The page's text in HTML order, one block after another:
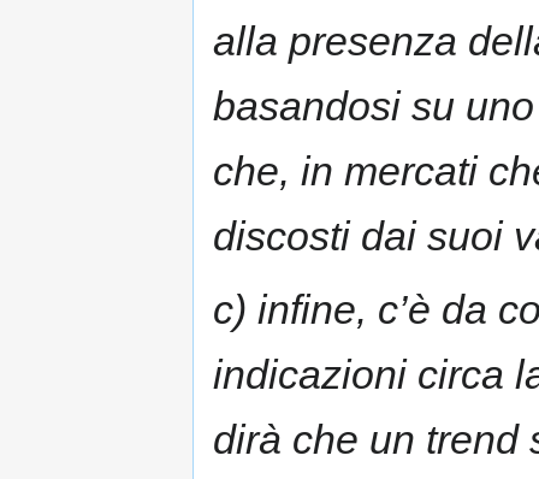
alla presenza
basandosi su
che, in mercati
discosti dai suoi
c) infine, c’è da
indicazioni circa
dirà che un trend